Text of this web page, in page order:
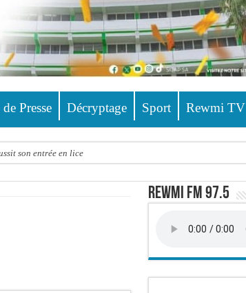
Presse Décryptage Sport Rewmi TV
son entrée en lice
les exonérations fiscales et les licences de pêche
Rewmi FM 97.5